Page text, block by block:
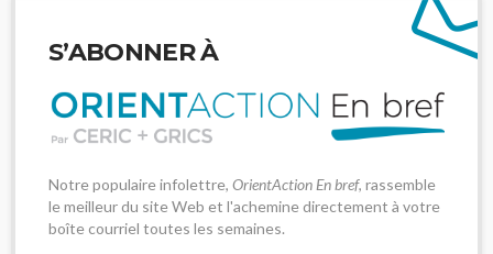
S’ABONNER À
Notre populaire infolettre, OrientAction En bref, rassemble
le meilleur du site Web et l'achemine directement à votre
boîte courriel toutes les semaines.